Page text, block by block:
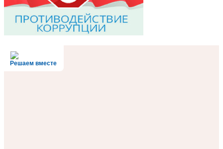
Решаем вместе